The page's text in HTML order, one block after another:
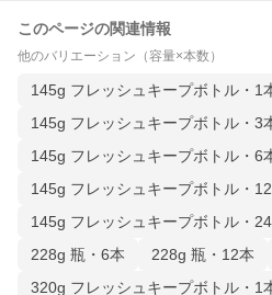
このページの関連情報
他のバリエーション（容量×本数）
145g フレッシュキープボトル・1
145g フレッシュキープボトル・3
145g フレッシュキープボトル・6
145g フレッシュキープボトル・
145g フレッシュキープボトル・
228g 瓶・6本
228g 瓶・12本
320g フレッシュキープボトル・1